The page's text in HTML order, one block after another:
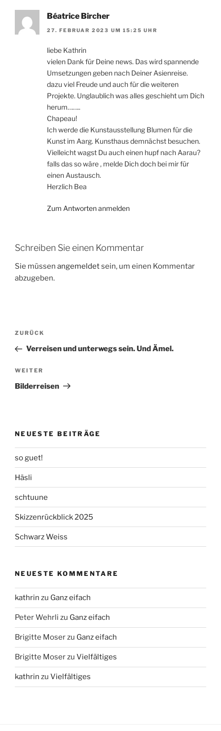
Béatrice Bircher
27. FEBRUAR 2023 UM 15:25 UHR
liebe Kathrin
vielen Dank für Deine news. Das wird spannende
Umsetzungen geben nach Deiner Asienreise.
dazu viel Freude und auch für die weiteren
Projekte. Unglaublich was alles geschieht um Dich
herum……..
Chapeau!
Ich werde die Kunstausstellung Blumen für die
Kunst im Aarg. Kunsthaus demnächst besuchen.
Vielleicht wagst Du auch einen hupf nach Aarau?
falls das so wäre , melde Dich doch bei mir für
einen Austausch.
Herzlich Bea
Zum Antworten anmelden
Schreiben Sie einen Kommentar
Sie müssen angemeldetsein, um einen Kommentar
abzugeben.
Beitragsnavigation
Vorheriger
Beitrag
ZURÜCK
Verreisen und unterwegs sein. Und Ämel.
Nächster
Beitrag
WEITER
Bilderreisen
NEUESTE BEITRÄGE
so guet!
Häsli
schtuune
Skizzenrückblick 2025
Schwarz Weiss
NEUESTE KOMMENTARE
kathrin zu Ganz eifach
Peter Wehrli zu Ganz eifach
Brigitte Moserzu Ganz eifach
Brigitte Moserzu Vielfältiges
kathrin zu Vielfältiges